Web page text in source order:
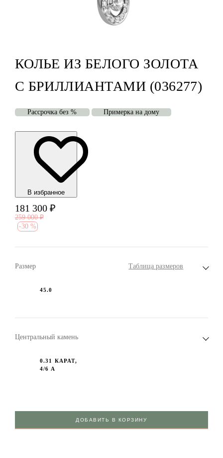
КОЛЬЕ ИЗ БЕЛОГО ЗОЛОТА
С БРИЛЛИАНТАМИ (036277)
Рассрочка без % Примерка на дому
В избранноe
181 300 ₽
259 000 ₽
-30 %
Размер Таблица размеров
45.0
Центральный камень
0.31 КАРАТ,
4/6 А
ДОБАВИТЬ В КОРЗИНУ